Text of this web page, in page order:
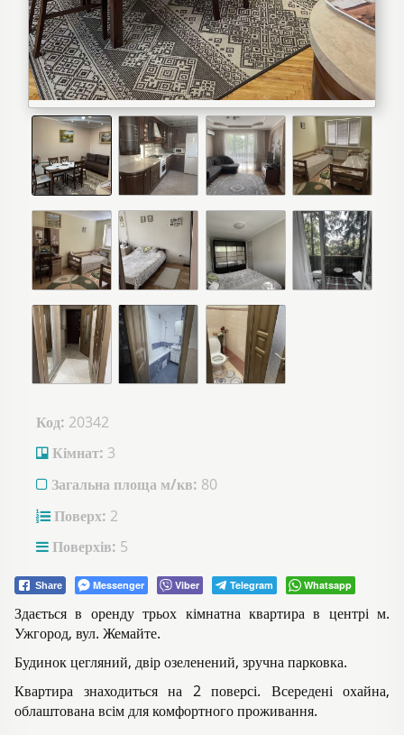
Код: 20342
Кімнат: 3
Загальна площа м/кв: 80
Поверх: 2
Поверхів: 5
Share Messenger Viber Telegram Whatsapp
Здається в оренду трьох кімнатна квартира в центрі м.
Ужгород, вул. Жемайте.
Будинок цегляний, двір озеленений, зручна парковка.
Квартира знаходиться на 2 поверсі. Всередені охайна,
облаштована всім для комфортного проживання.